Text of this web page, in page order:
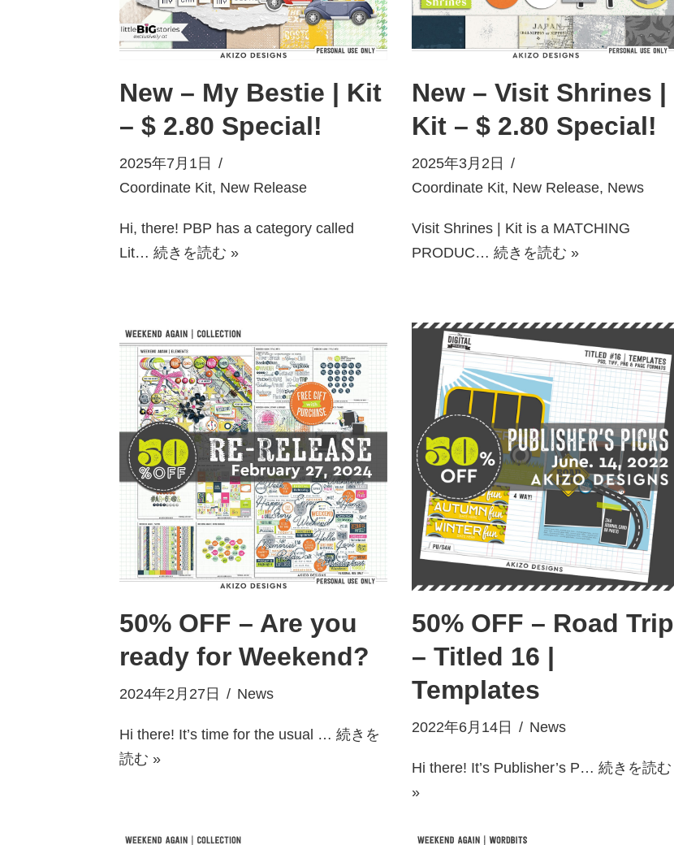
New – My Bestie | Kit
– $ 2.80 Special!
2025年7月1日
Coordinate Kit, New Release
Hi, there! PBP has a category called
Lit… 続きを読む »
New – Visit Shrines |
Kit – $ 2.80 Special!
2025年3月2日
Coordinate Kit, New Release, News
Visit Shrines | Kit is a MATCHING
PRODUC… 続きを読む »
50% OFF – Are you
ready for Weekend?
2024年2月27日 News
Hi there! It’s time for the usual … 続きを
読む »
50% OFF – Road Trip
– Titled 16 |
Templates
2022年6月14日 News
Hi there! It’s Publisher’s P… 続きを読む
»